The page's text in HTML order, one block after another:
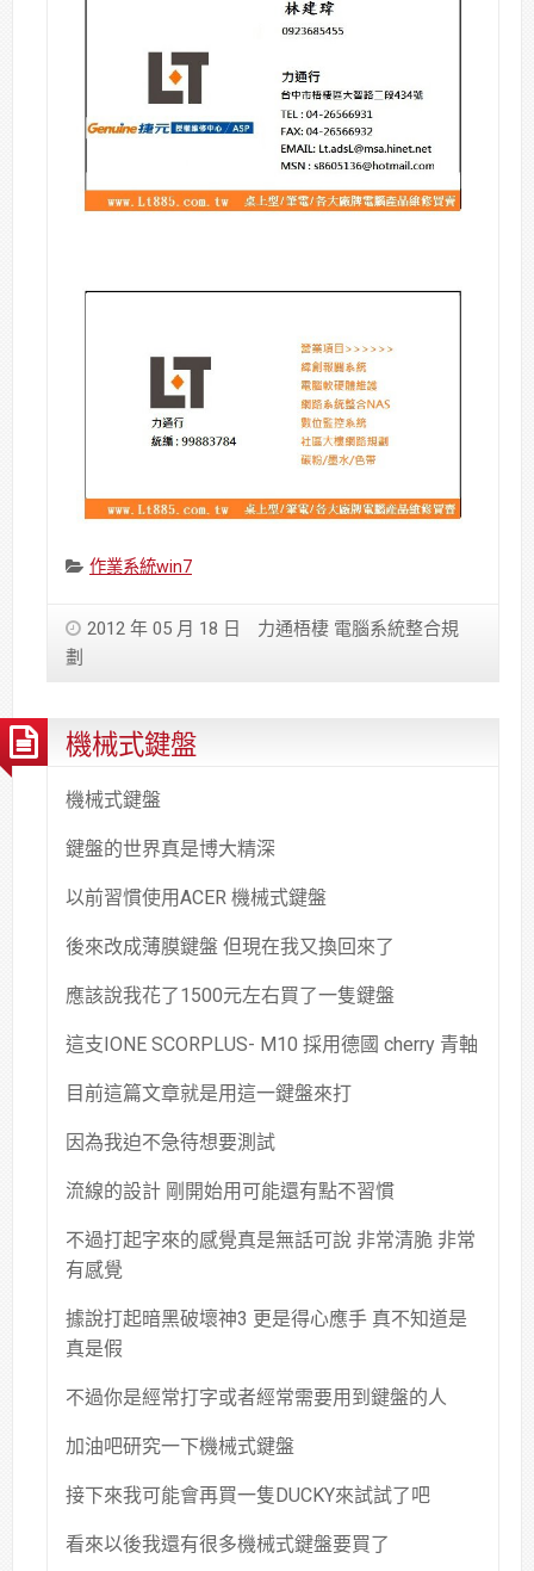
Categories:
作業系統win7
2012 年 05 月 18 日
力通梧棲 電腦系統整合規
劃
機械式鍵盤
機械式鍵盤
鍵盤的世界真是博大精深
以前習慣使用ACER 機械式鍵盤
後來改成薄膜鍵盤 但現在我又換回來了
應該說我花了1500元左右買了一隻鍵盤
這支IONE SCORPLUS- M10 採用德國 cherry 青軸
目前這篇文章就是用這一鍵盤來打
因為我迫不急待想要測試
流線的設計 剛開始用可能還有點不習慣
不過打起字來的感覺真是無話可說 非常清脆 非常
有感覺
據說打起暗黑破壞神3 更是得心應手 真不知道是
真是假
不過你是經常打字或者經常需要用到鍵盤的人
加油吧研究一下機械式鍵盤
接下來我可能會再買一隻DUCKY來試試了吧
看來以後我還有很多機械式鍵盤要買了